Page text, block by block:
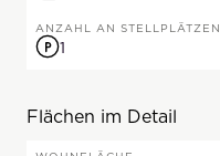
ANZAHL AN STELLPLÄTZEN
1
Flächen im Detail